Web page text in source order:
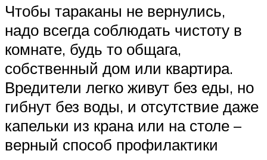
Чтобы тараканы не вернулись,
надо всегда соблюдать чистоту в
комнате, будь то общага,
собственный дом или квартира.
Вредители легко живут без еды, но
гибнут без воды, и отсутствие даже
капельки из крана или на столе –
верный способ профилактики